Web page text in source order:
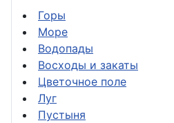
Горы
Море
Водопады
Восходы и закаты
Цветочное поле
Луг
Пустыня